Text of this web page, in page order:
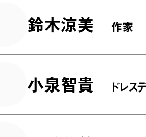
鈴木涼美 作家
小泉智貴 ドレス